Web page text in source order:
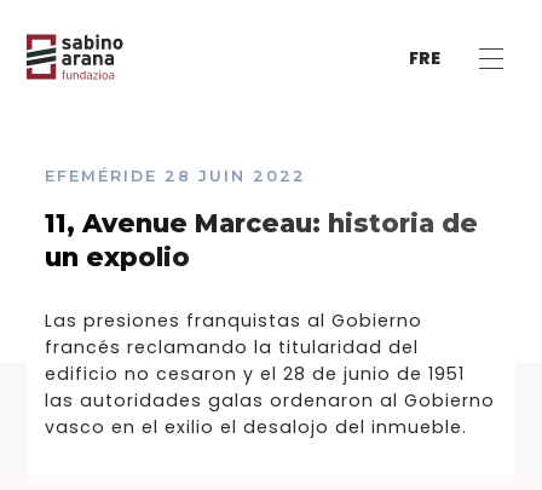
FRE
EFEMÉRIDE 28 JUIN 2022
11, Avenue Marceau: historia de
un expolio
Las presiones franquistas al Gobierno
francés reclamando la titularidad del
edificio no cesaron y el 28 de junio de 1951
las autoridades galas ordenaron al Gobierno
vasco en el exilio el desalojo del inmueble.